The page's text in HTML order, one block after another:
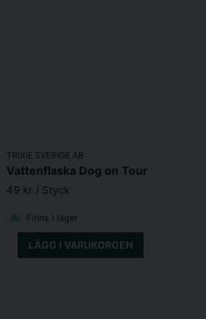
TRIXIE SVERIGE AB
Vattenflaska Dog on Tour
49 kr / Styck
Finns i lager
LÄGG I VARUKORGEN